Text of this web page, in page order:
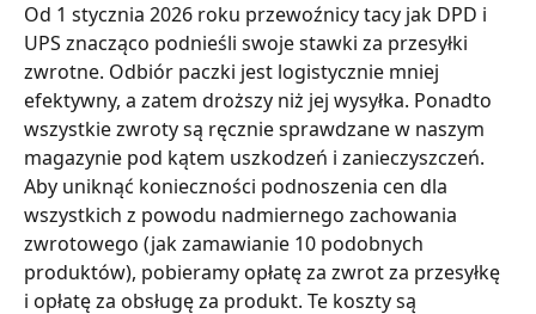
Od 1 stycznia 2026 roku przewoźnicy tacy jak DPD i
UPS znacząco podnieśli swoje stawki za przesyłki
zwrotne. Odbiór paczki jest logistycznie mniej
efektywny, a zatem droższy niż jej wysyłka. Ponadto
wszystkie zwroty są ręcznie sprawdzane w naszym
magazynie pod kątem uszkodzeń i zanieczyszczeń.
Aby uniknąć konieczności podnoszenia cen dla
wszystkich z powodu nadmiernego zachowania
zwrotowego (jak zamawianie 10 podobnych
produktów), pobieramy opłatę za zwrot za przesyłkę
i opłatę za obsługę za produkt. Te koszty są